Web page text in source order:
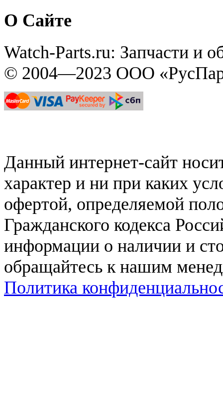
О Сайте
Watch-Parts.ru: Запчасти и
© 2004—2023 ООО
Данный интернет-сайт
характер и ни при каких
офертой, определяемой
Гражданского кодекса
информации о наличии и
обращайтесь к нашим
Политика